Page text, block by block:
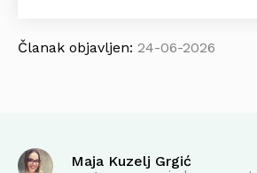
Članak objavljen: 24-06-2026
Maja Kuzelj Grgić